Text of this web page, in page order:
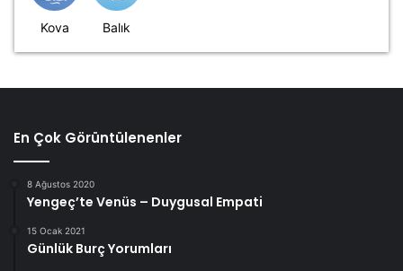
Kova Balık
En Çok Görüntülenenler
8 Ağustos 2020
Yengeç’te Venüs – Duygusal Empati
15 Ocak 2021
Günlük Burç Yorumları